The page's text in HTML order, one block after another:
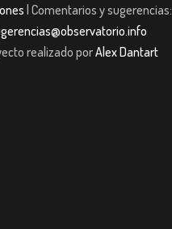
| Comentarios y sugerencias:
realizado porAlex Dantart